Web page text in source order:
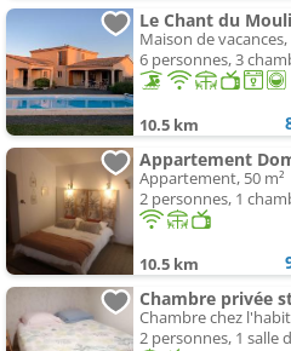
Le Chant du
Maison de vacances,
6 personnes, 3
10.5 km
Appartement, 50 m²
2 personnes, 1
10.5 km
Chambre privée
Chambre chez
2 personnes, 1 salle